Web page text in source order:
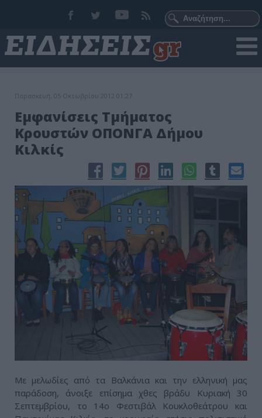
Παρασκευή, 05 Οκτωβρίου 2012 01:27
Εμφανίσεις Τμήματος
Κρουστών ΟΠΟΝΓΑ Δήμου
Κιλκίς
Με μελωδίες από τα Βαλκάνια και την ελληνική μας
παράδοση, άνοιξε επίσημα χθες βράδυ Κυριακή 30
Σεπτεμβρίου, το 14ο Φεστιβάλ Κουκλοθεάτρου και